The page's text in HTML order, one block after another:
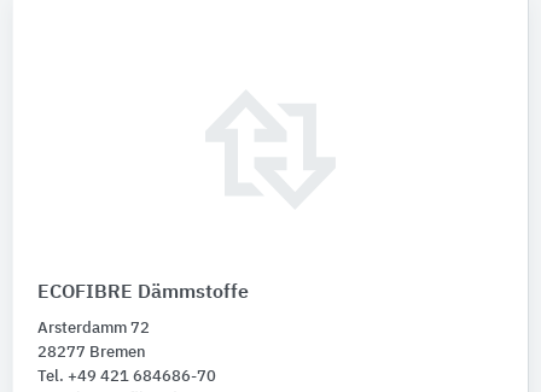
ECOFIBRE Dämmstoffe
Arsterdamm 72
28277 Bremen
Tel. +49 421 684686-70